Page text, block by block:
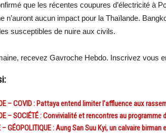
que les récentes coupures d’électricité à
n’auront aucun impact pour la Thaïlande.
susceptibles de nuire aux civils.
recevez Gavroche Hebdo. Inscrivez vous
– COVID : Pattaya entend limiter l’affluence aux
– SOCIÉTÉ : Convivialité et rencontres au programme
– GÉOPOLITIQUE : Aung San Suu Kyi, un calvaire